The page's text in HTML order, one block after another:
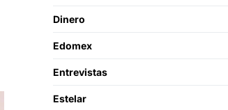
Dinero
Edomex
Entrevistas
Estelar